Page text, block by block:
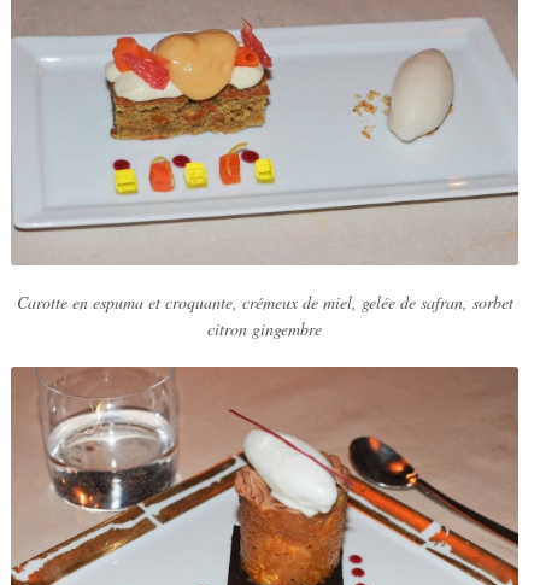
Carotte en espuma et croquante, crémeux de miel, gelée de safran, sorbet
citron gingembre